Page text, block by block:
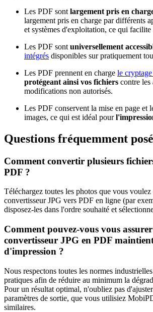
Les PDF sont largement pris en
largement pris en charge par différents
et systèmes d'exploitation, ce qui facilite
Les PDF sont universellement
intégrés disponibles sur pratiquement
Les PDF prennent en charge le
protégeant ainsi vos fichiers contre les
modifications non autorisés.
Les PDF conservent la mise en page et
images, ce qui est idéal pour
Questions fréquemment
Comment convertir plusieurs
PDF ?
Téléchargez toutes les photos que vous voulez
convertisseur JPG vers PDF en ligne (par
disposez-les dans l'ordre souhaité et
Comment pouvez-vous vous
convertisseur JPG en PDF
d'impression ?
Nous respectons toutes les normes
pratiques afin de réduire au minimum la
Pour un résultat optimal, n'oubliez pas
paramètres de sortie, que vous utilisiez
similaires.